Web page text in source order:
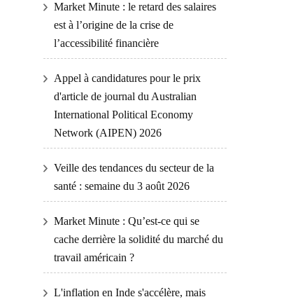
Market Minute : le retard des salaires
est à l’origine de la crise de
l’accessibilité financière
Appel à candidatures pour le prix
d'article de journal du Australian
International Political Economy
Network (AIPEN) 2026
Veille des tendances du secteur de la
santé : semaine du 3 août 2026
Market Minute : Qu’est-ce qui se
cache derrière la solidité du marché du
travail américain ?
L'inflation en Inde s'accélère, mais